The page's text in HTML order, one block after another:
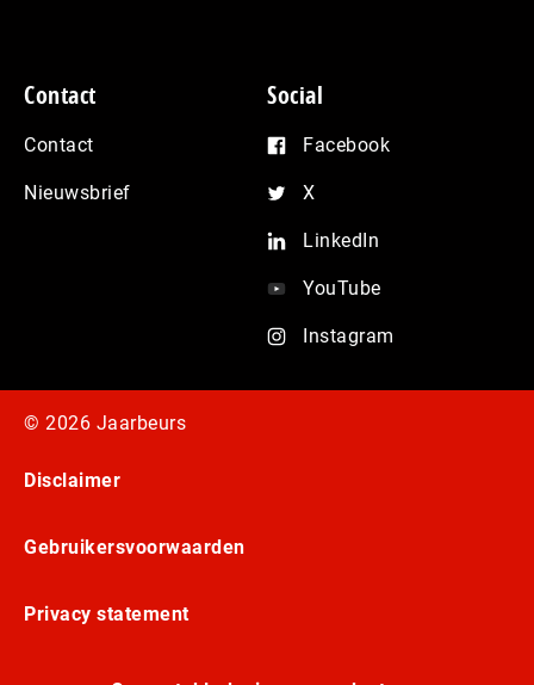
Contact
Contact
Nieuwsbrief
Social
Facebook
X
LinkedIn
YouTube
Instagram
© 2026 Jaarbeurs
Disclaimer
Gebruikersvoorwaarden
Privacy statement